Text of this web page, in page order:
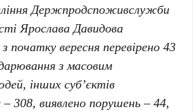
Держпродспоживслужби
Ярослава Давидова
початку вересня перевірено 43
з масовим
інших суб’єктів
308, виявлено порушень – 44,